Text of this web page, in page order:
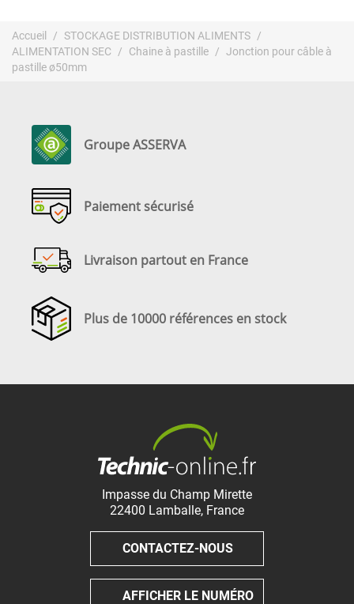
Accueil
STOCKAGE DISTRIBUTION ALIMENTS
ALIMENTATION SEC
Chaine à pastille
Jonction pour câble à
pastille ø50mm
Groupe ASSERVA
Paiement sécurisé
Livraison partout en France
Plus de 10000 références en stock
Impasse du Champ Mirette
22400 Lamballe, France
CONTACTEZ-NOUS
AFFICHER LE NUMÉRO